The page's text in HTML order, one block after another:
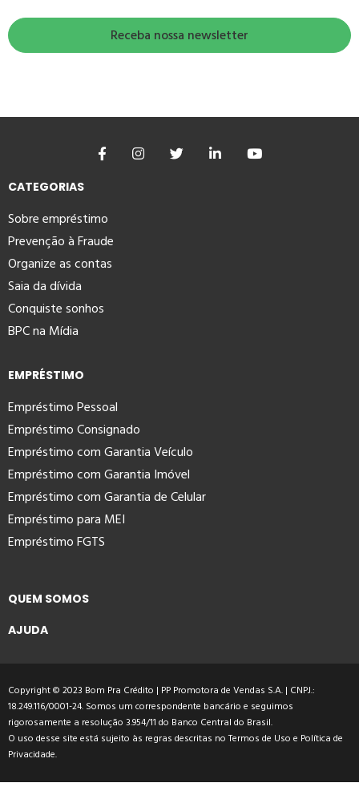
CATEGORIAS
Sobre empréstimo
Prevenção à Fraude
Organize as contas
Saia da dívida
Conquiste sonhos
BPC na Mídia
EMPRÉSTIMO
Empréstimo Pessoal
Empréstimo Consignado
Empréstimo com Garantia Veículo
Empréstimo com Garantia Imóvel
Empréstimo com Garantia de Celular
Empréstimo para MEI
Empréstimo FGTS
QUEM SOMOS
AJUDA
Copyright © 2023 Bom Pra Crédito | PP Promotora de Vendas S.A. | CNPJ.:
18.249.116/0001-24. Somos um correspondente bancário e seguimos
rigorosamente a resolução 3.954/11 do Banco Central do Brasil.
O uso desse site está sujeito às regras descritas noTermos de Uso e Política de
Privacidade.